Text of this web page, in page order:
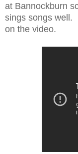
at Bannockburn
sings songs well.
on the video.